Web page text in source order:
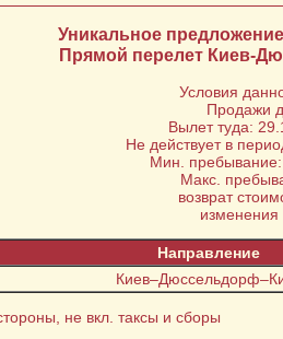
Уникальное
Прямой перелет Киев-
Условия
Продажи
Вылет туда:
Не действует в
Мин. пребывание:
Макс.
возврат
Направление
не вкл. таксы и сборы